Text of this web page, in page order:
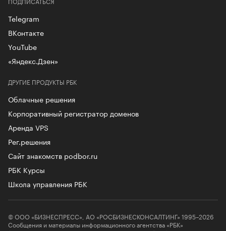
ДРУГИЕ ПРОДУКТЫ РБК
Облачные решения
Корпоративный регистратор доменов
Аренда VPS
Рег.решения
Сайт знакомств podbor.ru
РБК Курсы
Школа управления РБК
Telegram
ВКонтакте
YouTube
«Яндекс.Дзен»
© ООО «БИЗНЕСПРЕСС», АО «РОСБИЗНЕСКОНСАЛТИНГ» 1995–2026
Сообщения и материалы информационного агентства «РБК»